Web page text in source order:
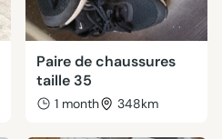
Paire de chaussures
taille 35
1 month 348km